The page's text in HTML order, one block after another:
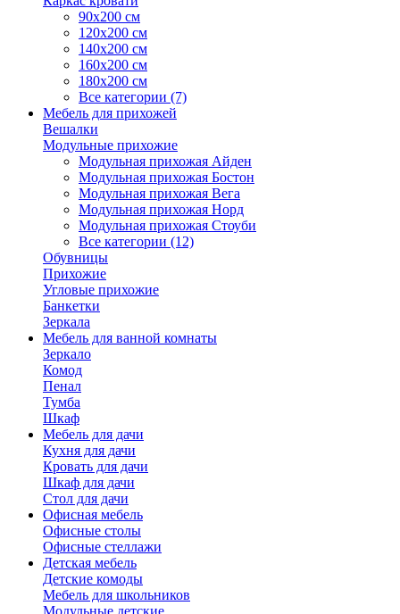
90х200 см
120х200 см
140х200 см
160х200 см
180х200 см
Все категории (7)
Мебель для прихожей
Вешалки
Модульные прихожие
Модульная прихожая Айден
Модульная прихожая Бостон
Модульная прихожая Вега
Модульная прихожая Норд
Модульная прихожая Стоуби
Все категории (12)
Обувницы
Прихожие
Угловые прихожие
Банкетки
Зеркала
Мебель для ванной комнаты
Зеркало
Комод
Пенал
Тумба
Шкаф
Мебель для дачи
Кухня для дачи
Кровать для дачи
Шкаф для дачи
Стол для дачи
Офисная мебель
Офисные столы
Офисные стеллажи
Детская мебель
Детские комоды
Мебель для школьников
Модульные детские